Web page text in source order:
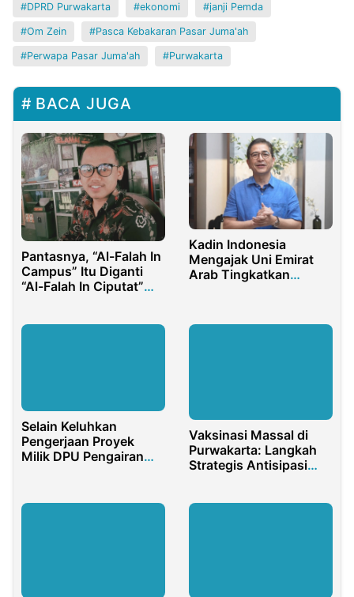
DPRD Purwakarta ekonomi janji Pemda
Om Zein Pasca Kebakaran Pasar Juma'ah
Perwapa Pasar Juma'ah Purwakarta
BACA JUGA
Pantasnya, “Al-Falah In
Campus” Itu Diganti
“Al-Falah In Ciputat”
Kadin Indonesia
Mengajak Uni Emirat
Arab Tingkatkan
Selain Keluhkan
Pengerjaan Proyek
Milik DPU Pengairan
Keluhkan Jalan Rusak
Vaksinasi Massal di
Purwakarta: Langkah
Strategis Antisipasi
Hewan Ternak!